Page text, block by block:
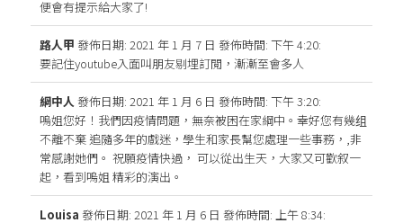
便會有提示給大家了!
路人甲發佈日期: 2021 年 1 月 7 日 發佈時間: 下午 4:20:
要記住youtube入面叫朋友剔埋訂閲，漸漸至會多人
綱中人發佈日期: 2021 年 1 月 6 日 發佈時間: 下午 3:20:
嗚姐您好！我們因疫情問題，無奈被困在家綱中。幸好您有幾组
不離不棄 追隨多年的戲迷，學生和家長幫您處理一些事務，,非
常感謝她們。 祝願疫情快過， 可以從出生天，大家又可歡叙一
起，看到嗚姐 精彩的演出。
Louisa發佈日期: 2021 年 1 月 6 日 發佈時間: 上午 8:34: